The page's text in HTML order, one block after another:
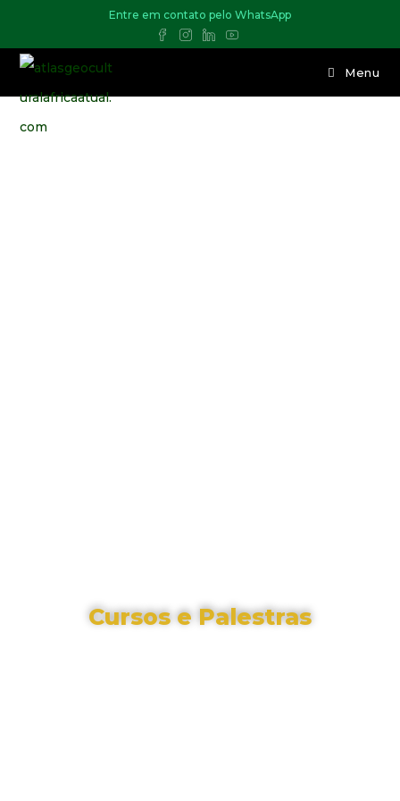
Entre em contato pelo WhatsApp
Menu
Cursos e Palestras